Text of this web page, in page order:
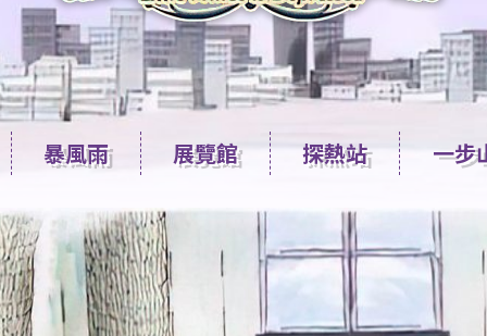
暴風雨 展覽館 探熱站 一步